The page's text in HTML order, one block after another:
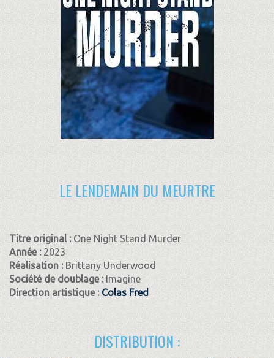
LE LENDEMAIN DU MEURTRE
Titre original : One Night Stand Murder
Année : 2023
Réalisation :Brittany Underwood
Société de doublage :Imagine
Direction artistique : Colas Fred
DISTRIBUTION :